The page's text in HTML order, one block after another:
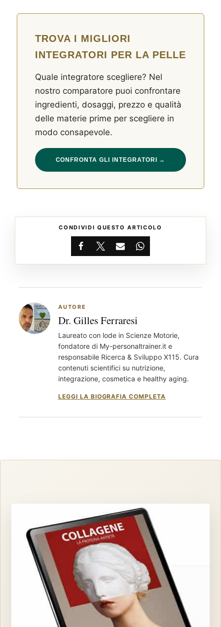
TROVA I MIGLIORI
INTEGRATORI PER LA PELLE
Quale integratore scegliere? Nel
nostro comparatore puoi confrontare
ingredienti, dosaggi, prezzo e qualità
delle materie prime per scegliere in
modo consapevole.
CONFRONTA GLI INTEGRATORI →
CONDIVIDI QUESTO ARTICOLO
Facebook
X EmailWhatsApp
AUTORE
Dr. Gilles Ferraresi
Laureato con lode in Scienze Motorie,
fondatore di My-personaltrainer.it e
responsabile Ricerca & Sviluppo X115. Cura
contenuti scientifici su nutrizione,
integrazione, cosmetica e healthy aging.
LEGGI LA BIOGRAFIA COMPLETA